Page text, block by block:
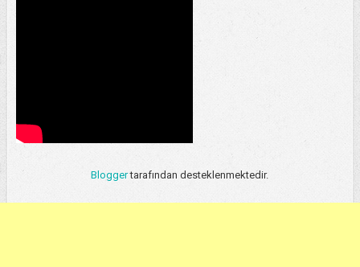
Bloggertarafından desteklenmektedir.